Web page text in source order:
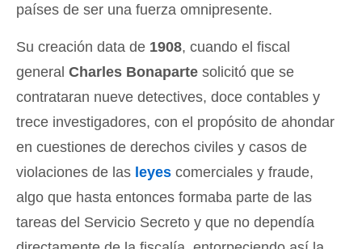
países de ser una fuerza omnipresente.
Su creación data de 1908, cuando el fiscal
general Charles Bonaparte solicitó que se
contrataran nueve detectives, doce contables y
trece investigadores, con el propósito de ahondar
en cuestiones de derechos civiles y casos de
violaciones de las leyes comerciales y fraude,
algo que hasta entonces formaba parte de las
tareas del Servicio Secreto y que no dependía